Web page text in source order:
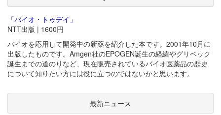
「バイオ・トゥデイ」
NTT出版 | 1600円
バイオを応用して開発中の新薬を紹介した本です。2001年10月に
出版したものです。Amgen社のEPOGEN誕生の経緯やグリベック
誕生までの道のりなど、現在販売されているバイオ医薬品の歴史
について知りたい方には役に立つのではないかと思います。
最新ニュース